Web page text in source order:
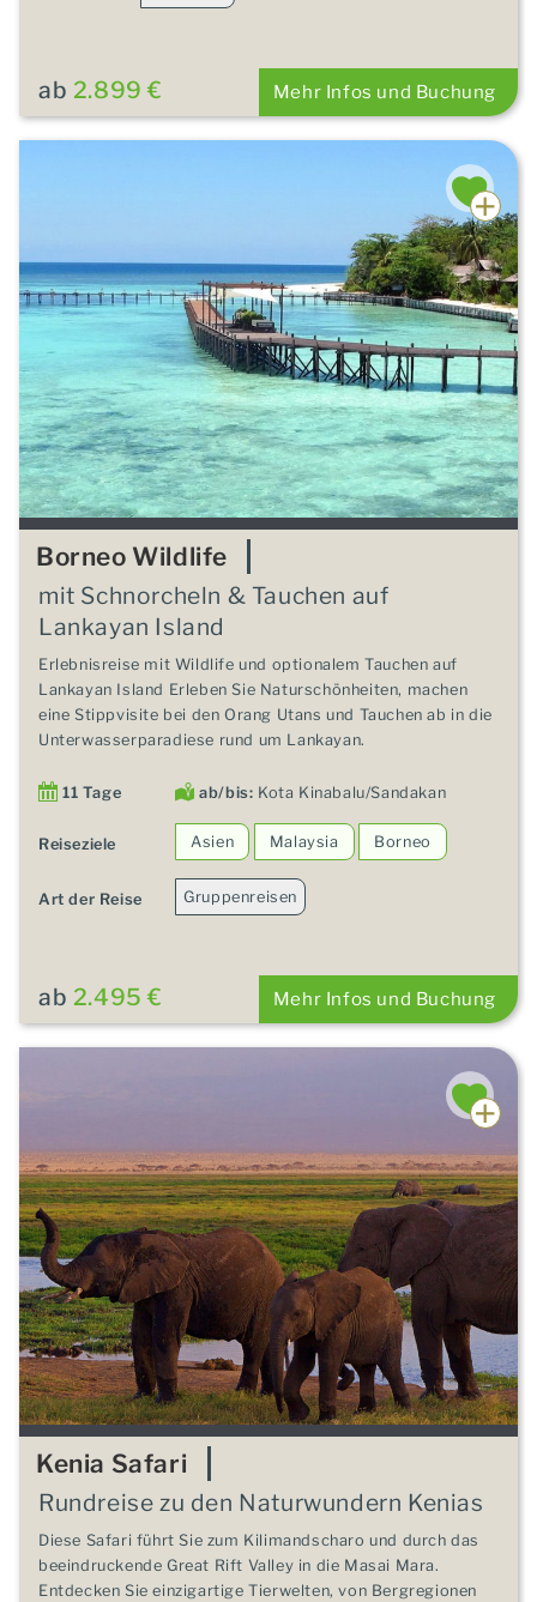
ab 2.899 € Mehr Infos und Buchung
Borneo Wildlife
mit Schnorcheln & Tauchen auf
Lankayan Island
Erlebnisreise mit Wildlife und optionalem Tauchen auf
Lankayan Island Erleben Sie Naturschönheiten, machen
eine Stippvisite bei den Orang Utans und Tauchen ab in die
Unterwasserparadiese rund um Lankayan.
11 Tage ab/bis: Kota Kinabalu/Sandakan
Reiseziele Asien Malaysia Borneo
Art der Reise Gruppenreisen
ab 2.495 € Mehr Infos und Buchung
Kenia Safari
Rundreise zu den Naturwundern Kenias
Diese Safari führt Sie zum Kilimandscharo und durch das
beeindruckende Great Rift Valley in die Masai Mara.
Entdecken Sie einzigartige Tierwelten, von Bergregionen